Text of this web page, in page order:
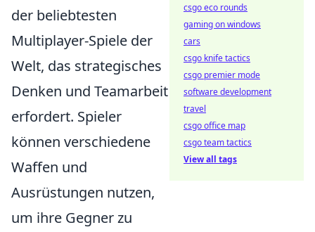
der beliebtesten
Multiplayer-Spiele der
Welt, das strategisches
Denken und Teamarbeit
erfordert. Spieler
können verschiedene
Waffen und
Ausrüstungen nutzen,
um ihre Gegner zu
csgo eco rounds
gaming on windows
cars
csgo knife tactics
csgo premier mode
software development
travel
csgo office map
csgo team tactics
View all tags